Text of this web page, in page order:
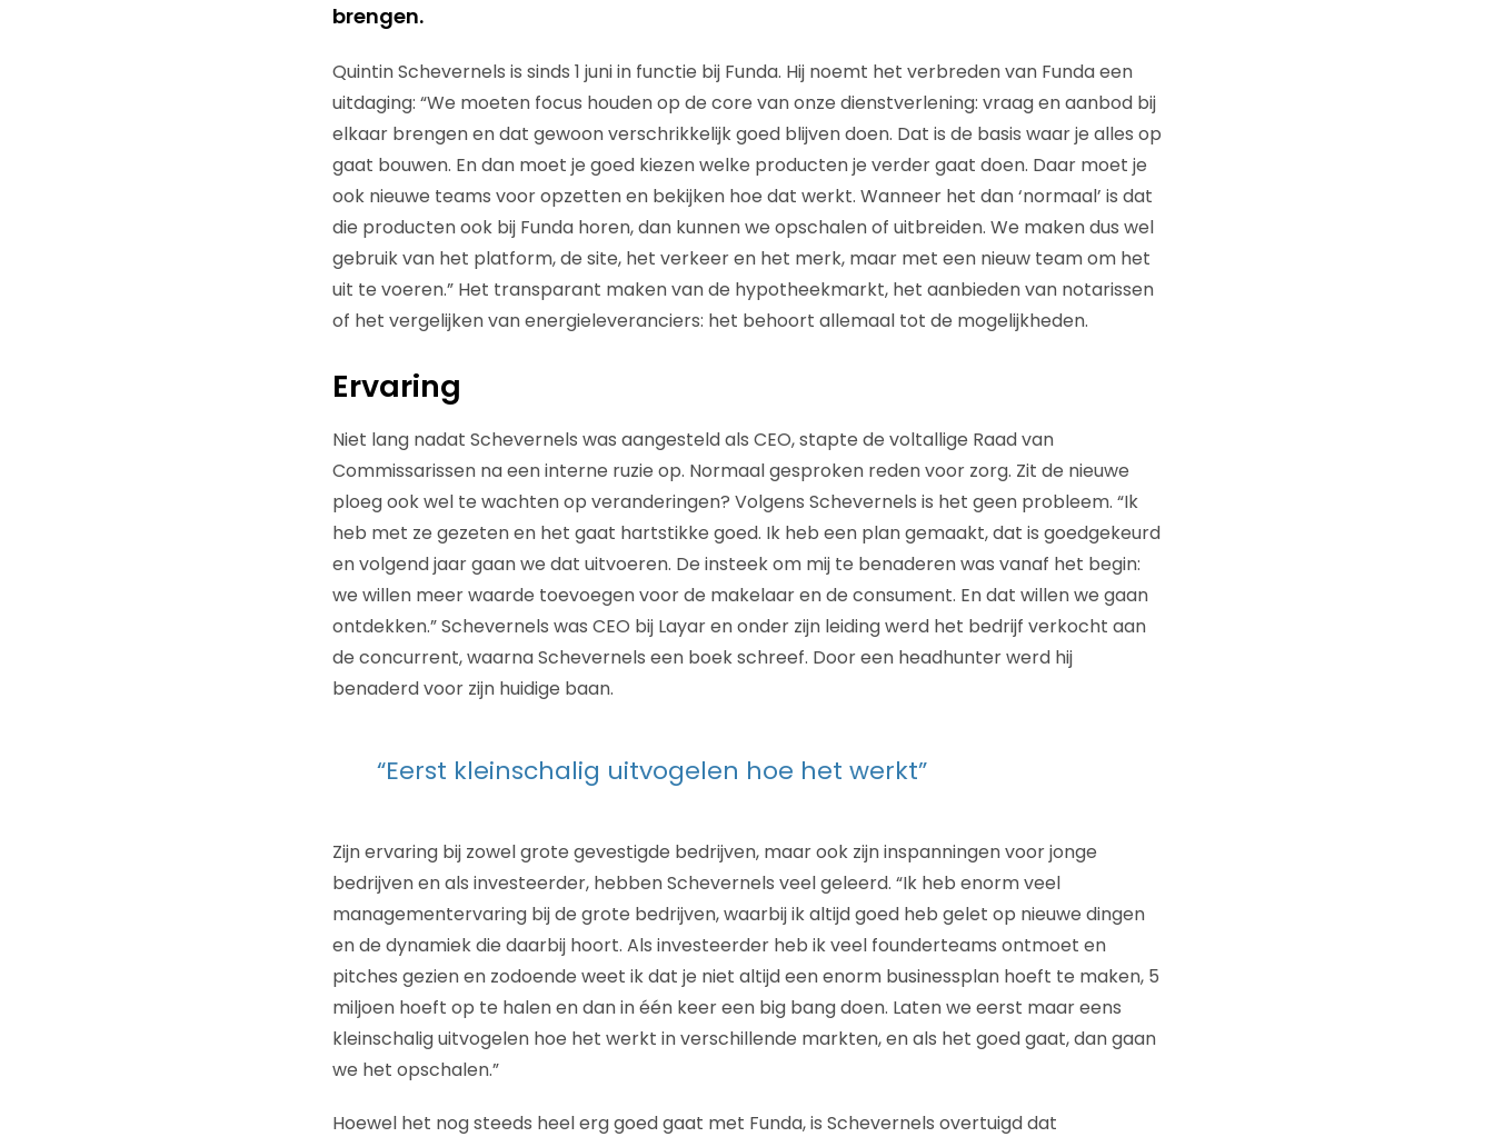
brengen.
Quintin Schevernels is sinds 1 juni in functie bij Funda. Hij noemt het verbreden van Funda een
uitdaging: “We moeten focus houden op de core van onze dienstverlening: vraag en aanbod bij
elkaar brengen en dat gewoon verschrikkelijk goed blijven doen. Dat is de basis waar je alles op
gaat bouwen. En dan moet je goed kiezen welke producten je verder gaat doen. Daar moet je
ook nieuwe teams voor opzetten en bekijken hoe dat werkt. Wanneer het dan ‘normaal’ is dat
die producten ook bij Funda horen, dan kunnen we opschalen of uitbreiden. We maken dus wel
gebruik van het platform, de site, het verkeer en het merk, maar met een nieuw team om het
uit te voeren.” Het transparant maken van de hypotheekmarkt, het aanbieden van notarissen
of het vergelijken van energieleveranciers: het behoort allemaal tot de mogelijkheden.
Ervaring
Niet lang nadat Schevernels was aangesteld als CEO, stapte de voltallige Raad van
Commissarissen na een interne ruzie op. Normaal gesproken reden voor zorg. Zit de nieuwe
ploeg ook wel te wachten op veranderingen? Volgens Schevernels is het geen probleem. “Ik
heb met ze gezeten en het gaat hartstikke goed. Ik heb een plan gemaakt, dat is goedgekeurd
en volgend jaar gaan we dat uitvoeren. De insteek om mij te benaderen was vanaf het begin:
we willen meer waarde toevoegen voor de makelaar en de consument. En dat willen we gaan
ontdekken.” Schevernels was CEO bij Layar en onder zijn leiding werd het bedrijf verkocht aan
de concurrent, waarna Schevernels een boek schreef. Door een headhunter werd hij
benaderd voor zijn huidige baan.
“Eerst kleinschalig uitvogelen hoe het werkt”
Zijn ervaring bij zowel grote gevestigde bedrijven, maar ook zijn inspanningen voor jonge
bedrijven en als investeerder, hebben Schevernels veel geleerd. “Ik heb enorm veel
managementervaring bij de grote bedrijven, waarbij ik altijd goed heb gelet op nieuwe dingen
en de dynamiek die daarbij hoort. Als investeerder heb ik veel founderteams ontmoet en
pitches gezien en zodoende weet ik dat je niet altijd een enorm businessplan hoeft te maken, 5
miljoen hoeft op te halen en dan in één keer een big bang doen. Laten we eerst maar eens
kleinschalig uitvogelen hoe het werkt in verschillende markten, en als het goed gaat, dan gaan
we het opschalen.”
Hoewel het nog steeds heel erg goed gaat met Funda, is Schevernels overtuigd dat